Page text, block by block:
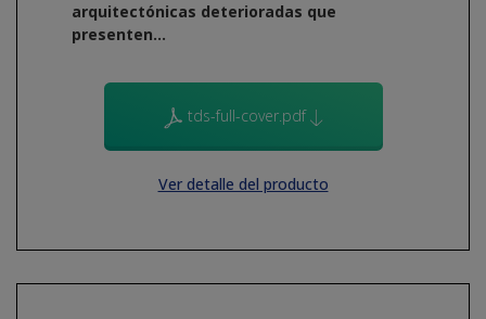
arquitectónicas deterioradas que
presenten...
tds-full-cover.pdf
Ver detalle del producto